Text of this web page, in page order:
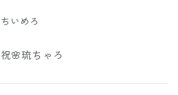
ちいめろ
祝🌸琉ちゃろ